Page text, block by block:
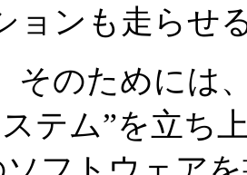
ョンも走らせ
のためには
テム”を立ち